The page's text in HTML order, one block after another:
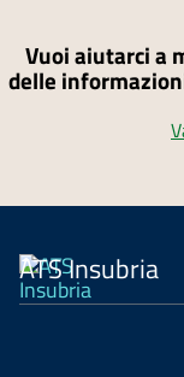
Vuoi aiutarci a
delle
ATS Insubria